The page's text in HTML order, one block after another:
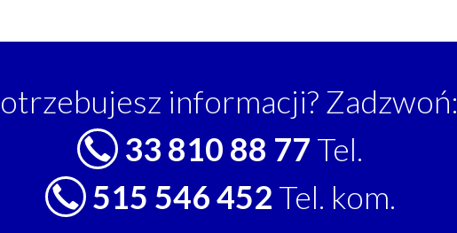
informacji? Zadzwoń:
33 810 88 77 Tel.
515 546 452 Tel. kom.